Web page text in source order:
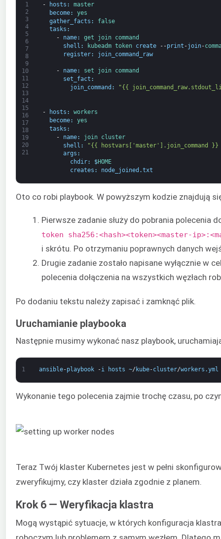
1
2
3
4
5
6
7
8
9
10
11
12
13
14
15
16
17
18
19
20
21
- hosts :
master
become:
yes
gather_facts :
false
tasks :
-
name: get join command
shell : kubeadm token create --print -join-
register: join_command_raw
- name: set join command
set_fact :
join_command : "{{
- hosts :
workers
become:
yes
tasks :
-
name: join cluster
shell :
"{{ hostvars['master'].join_command
args :
chdir: $HOME
creates : node_joined .txt
Oto co robi playbook. W powyższym kodzie znajdują
Pierwsze zadanie służy do pobrania polecenia
token sha256:<hash><token><master-
i skrótu. Po otrzymaniu poprawnych danych
Drugie zadanie zostało napisane wyłącznie w
polecenia dołączenia na wszystkich węzłach
Po dodaniu tekstu należy zapisać i zamknąć plik.
Uruchamianie playbooka
Następnie musimy wykonać nasz playbook,
1 ansible-playbook -i hosts ~/ kube-cluster/workers .yml
Wykonanie tego polecenia zajmie trochę czasu, po
Teraz Twój klaster Kubernetes jest w pełni
zweryfikujmy, czy klaster działa zgodnie z planem.
Krok 6 — Weryfikacja klastra
Mogą wystąpić sytuacje, w których konfiguracja